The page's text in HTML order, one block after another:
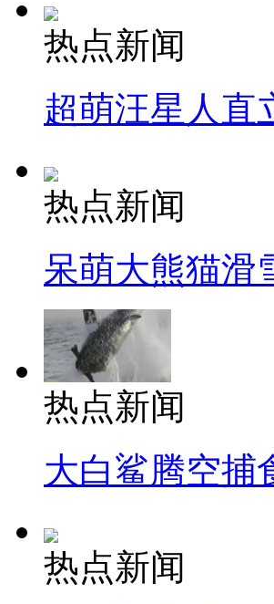
热点新闻
超萌汪星人直
热点新闻
呆萌大熊猫滑
热点新闻
大白鲨腾空捕
热点新闻